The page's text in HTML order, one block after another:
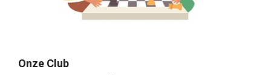
Onze Club